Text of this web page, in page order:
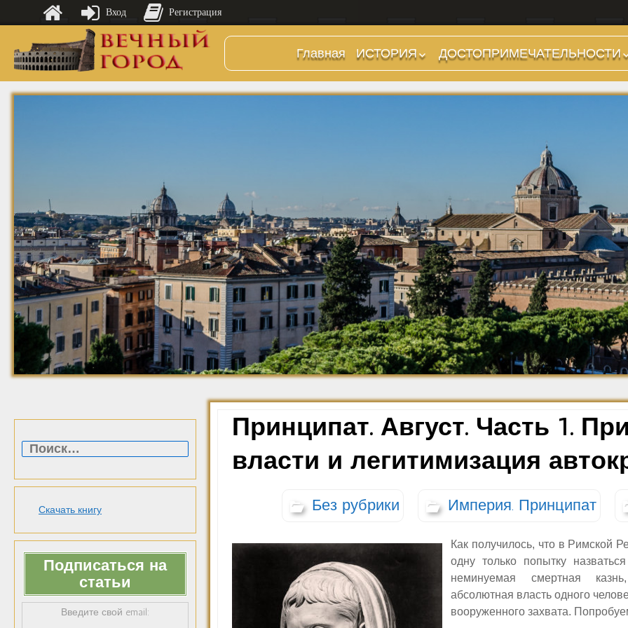
Главная
ИСТОРИЯ
Предыстория
Царский период
Империя. Принципат
(27 г до н.э. — 284 г
н.э.)
Империя. Доминат
(284-476 гг)
Темные Века. Готы
Темные Века.
Экзархат
Средневековье
Возрождение и
Барокко
ДОСТОПРИМЕЧАТЕЛЬНОСТИ
Холмы и остров.
Районы
Стадионы, Термы
Дохристианские
храмы
Христианские храмы,
базилики etc.
Дворцы
Арки, колонны и
обелиски
Фонтаны
Скачать книгу
Подписаться на
статьи
Введите свой email:
Принципат. Август. Часть 1.
власти и легитимизация
Без рубрики Империя. Принципат
Как получилось, что в Римской
одну только попытку
неминуемая смертная
абсолютная власть одного
вооруженного захвата.
Вход Регистрация